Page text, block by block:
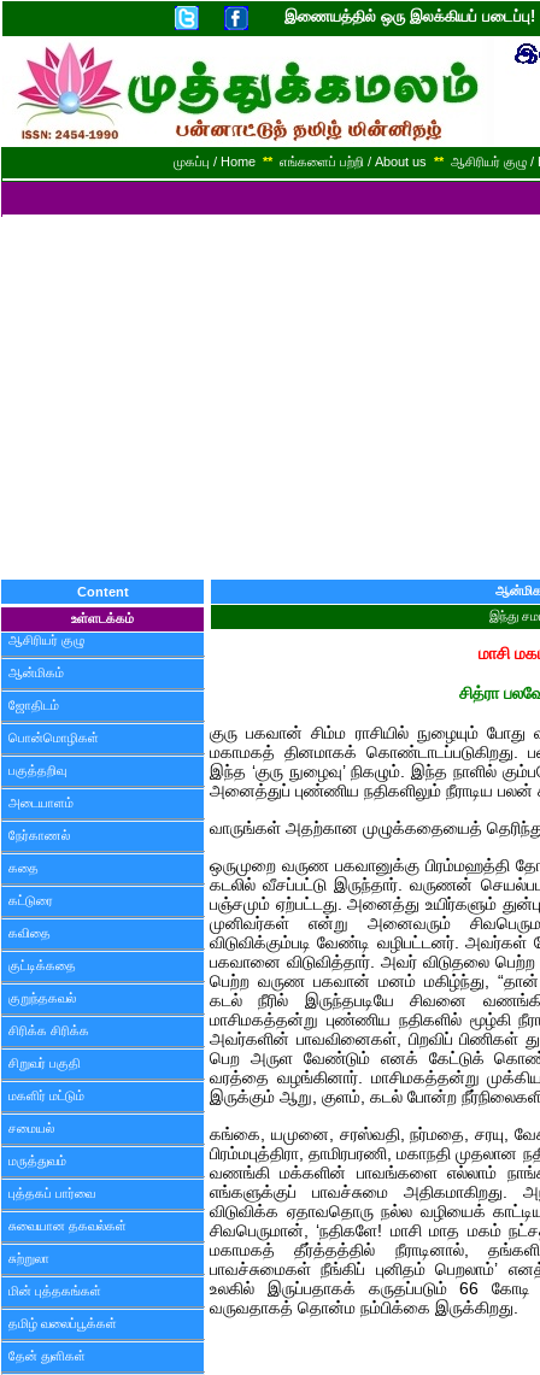
இணையத்தில் ஒரு இலக்கியப்
முகப்பு / Home ** எங்களைப் பற்றி / About us ** ஆசிரியர் குழு
Content
உள்ளடக்கம்
ஆசிரியர் குழு
ஆன்மிகம்
ஜோதிடம்
பொன்மொழிகள்
பகுத்தறிவு
அடையாளம்
நேர்காணல்
கதை
கட்டுரை
கவிதை
குட்டிக்கதை
குறுந்தகவல்
சிரிக்க சிரிக்க
சிறுவர் பகுதி
மகளிர் மட்டும்
சமையல்
மருத்துவம்
புத்தகப் பார்வை
சுவையான தகவல்கள்
சுற்றுலா
மின் புத்தகங்கள்
தமிழ் வலைப்பூக்கள்
தேன் துளிகள்
இந்து
மாசி
சித்ரா
குரு பகவான் சிம்ம ராசியில் நுழையும்
மகாமகத் தினமாகக் கொண்டாடப்படுகிறது.
இந்த ‘குரு நுழைவு’ நிகழும். இந்த நாளில்
அனைத்துப் புண்ணிய நதிகளிலும் நீராடிய பலன்
வாருங்கள் அதற்கான முழுக்கதையைத்
ஒருமுறை வருண பகவானுக்கு பிரம்மஹத்தி
கடலில் வீசப்பட்டு இருந்தார். வருணன்
பஞ்சமும் ஏற்பட்டது. அனைத்து உயிர்களும்
முனிவர்கள் என்று அனைவரும்
விடுவிக்கும்படி வேண்டி வழிபட்டனர்.
பகவானை விடுவித்தார். அவர் விடுதலை பெற்ற
பெற்ற வருண பகவான் மனம் மகிழ்ந்து, “தான்
கடல் நீரில் இருந்தபடியே சிவனை
மாசிமகத்தன்று புண்ணிய நதிகளில் மூழ்கி
அவர்களின் பாவவினைகள், பிறவிப் பிணிகள்
பெற அருள வேண்டும் எனக் கேட்டுக்
வரத்தை வழங்கினார். மாசிமகத்தன்று
இருக்கும் ஆறு, குளம், கடல் போன்ற
கங்கை, யமுனை, சரஸ்வதி, நர்மதை, சரயு,
பிரம்மபுத்திரா, தாமிரபரணி, மகாநதி
வணங்கி மக்களின் பாவங்களை எல்லாம்
எங்களுக்குப் பாவச்சுமை அதிகமாகிறது.
விடுவிக்க ஏதாவதொரு நல்ல வழியைக்
சிவபெருமான், ‘நதிகளே! மாசி மாத மகம்
மகாமகத் தீர்த்தத்தில் நீராடினால்,
பாவச்சுமைகள் நீங்கிப் புனிதம் பெறலாம்’
உலகில் இருப்பதாகக் கருதப்படும் 66
வருவதாகத் தொன்ம நம்பிக்கை இருக்கிறது.